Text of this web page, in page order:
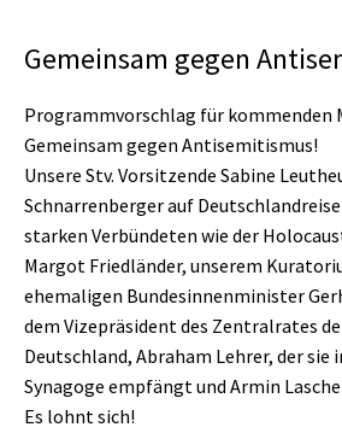
Gemeinsam gegen
Programmvorschlag für kommenden
Gemeinsam gegen Antisemitismus!
Unsere Stv. Vorsitzende Sabine
Schnarrenberger auf
starken Verbündeten wie der
Margot Friedländer, unserem
ehemaligen Bundesinnenminister
dem Vizepräsident des Zentralrates
Deutschland, Abraham Lehrer, der sie
Synagoge empfängt und Armin
Es lohnt sich!